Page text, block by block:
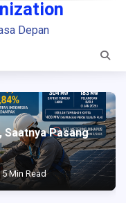
Depan
Saatnya Pasang
5 Min Read